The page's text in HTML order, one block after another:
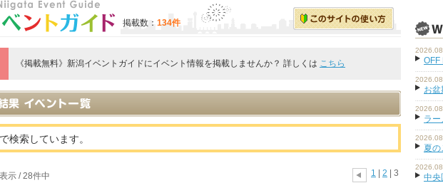
掲載数： 134件
《掲載無料》新潟イベントガイドにイベント情報を掲載しませんか？ 詳しくは こちら
で検索しています。
示 / 28件中 1 2 | 3
OFF
お
ラー
夏の
中央